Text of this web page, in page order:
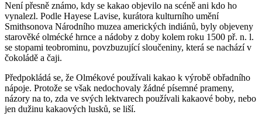
Není přesně známo, kdy se kakao objevilo na scéně ani kdo ho
vynalezl. Podle Hayese Lavise, kurátora kulturního umění
Smithsonova Národního muzea amerických indiánů, byly objeveny
starověké olmécké hrnce a nádoby z doby kolem roku 1500 př. n. l.
se stopami teobrominu, povzbuzující sloučeniny, která se nachází v
čokoládě a čaji.
Předpokládá se, že Olmékové používali kakao k výrobě obřadního
nápoje. Protože se však nedochovaly žádné písemné prameny,
názory na to, zda ve svých lektvarech používali kakaové boby, nebo
jen dužinu kakaových lusků, se liší.